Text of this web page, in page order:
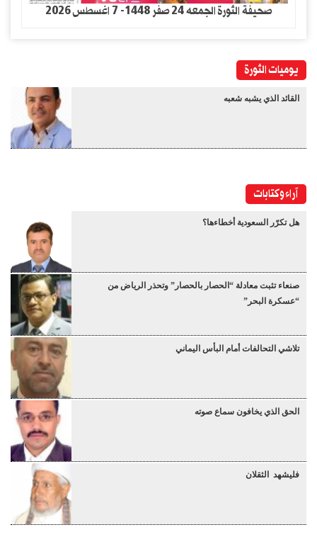
صحيفة الثورة الجمعه 24 صفر 1448- 7 اغسطس 2026
يوميات الثورة
القائد الذي يشبه شعبه
آراء وكتابات
هل تكرّر السعودية أخطاءها؟
صنعاء تثبت معادلة “الحصار بالحصار” وتحذر الرياض من
“عسكرة البحر”
تلاشي التحالفات أمام البأس اليماني
الحق الذي يخافون سماع صوته
فليشهد الثقلان